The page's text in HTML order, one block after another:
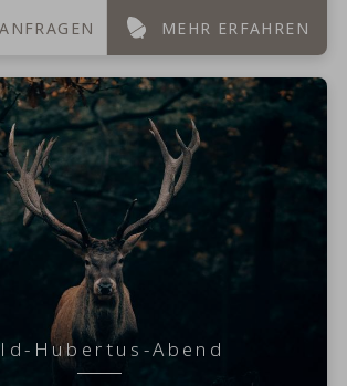
Tipp: Reservieren Sie ...
MEHR ERFAHREN
Hubertus-Abend